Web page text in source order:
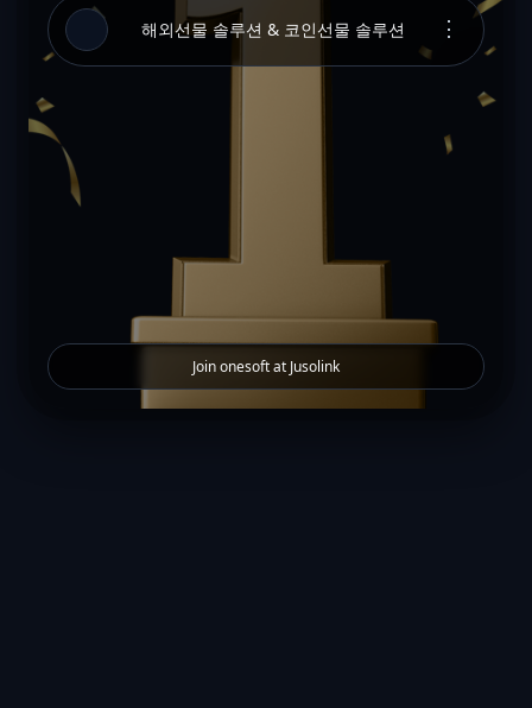
해외선물 솔루션 & 코인선물 솔루션 ⋮
Join onesoft at Jusolink